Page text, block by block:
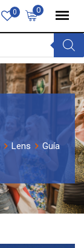
0
0
Lens
Guía